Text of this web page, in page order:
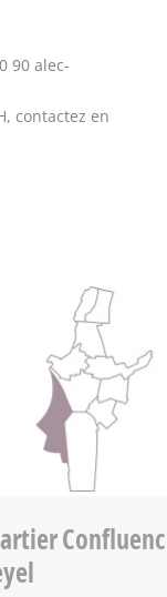
90 alec-
contactez en